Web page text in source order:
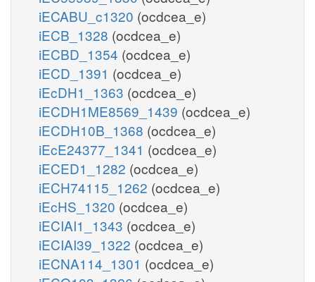
iECABU_c1320 (ocdcea_e)
iECB_1328 (ocdcea_e)
iECBD_1354 (ocdcea_e)
iECD_1391 (ocdcea_e)
iEcDH1_1363 (ocdcea_e)
iECDH1ME8569_1439 (ocdcea_e)
iECDH10B_1368 (ocdcea_e)
iEcE24377_1341 (ocdcea_e)
iECED1_1282 (ocdcea_e)
iECH74115_1262 (ocdcea_e)
iEcHS_1320 (ocdcea_e)
iECIAI1_1343 (ocdcea_e)
iECIAI39_1322 (ocdcea_e)
iECNA114_1301 (ocdcea_e)